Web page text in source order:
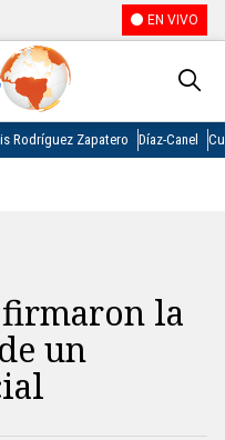
EN VIVO
Rodríguez Zapatero Díaz-Canel
firmaron la
un